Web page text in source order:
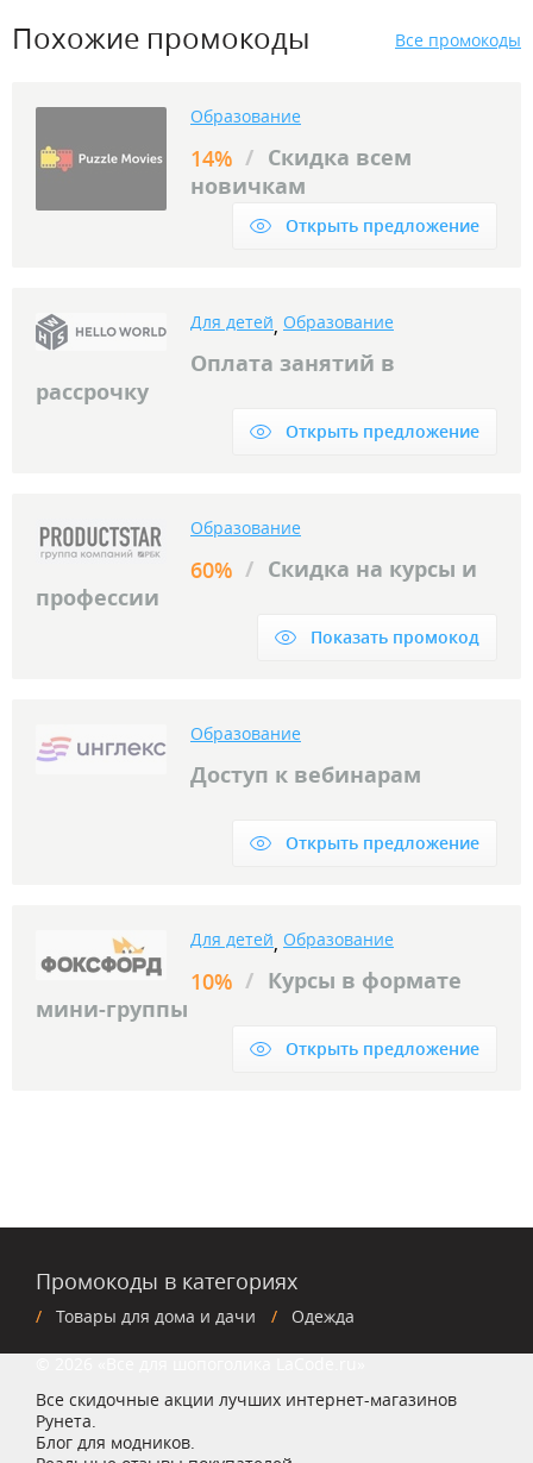
Похожие промокоды Все промокоды
Образование
14% / Скидка всем
новичкам
Открыть предложение
Для детей, Образование
Оплата занятий в
рассрочку
Открыть предложение
Образование
60% / Скидка на курсы и
профессии
Показать промокод
Образование
Доступ к вебинарам
Открыть предложение
Для детей, Образование
10% / Курсы в формате
мини-группы
Открыть предложение
Промокоды в категориях
Товары для дома и дачи Одежда
Все скидочные акции лучших интернет-магазинов
Рунета.
Блог для модников.